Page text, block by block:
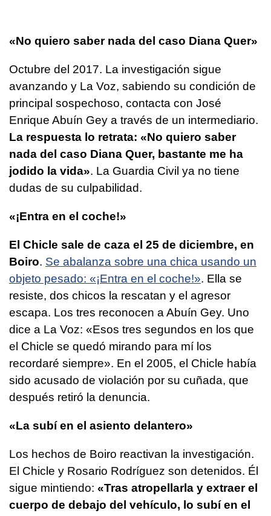
«No quiero saber nada del caso Diana Quer»
Octubre del 2017. La investigación sigue
avanzando y La Voz, sabiendo su condición de
principal sospechoso, contacta con José
Enrique Abuín Gey a través de un intermediario.
La respuesta lo retrata: «No quiero saber
nada del caso Diana Quer, bastante me ha
jodido la vida». La Guardia Civil ya no tiene
dudas de su culpabilidad.
«¡Entra en el coche!»
El Chicle sale de caza el 25 de diciembre, en
Boiro. Se abalanza sobre una chica usando un
objeto pesado: «¡Entra en el coche!». Ella se
resiste, dos chicos la rescatan y el agresor
escapa. Los tres reconocen a Abuín Gey. Uno
dice a La Voz: «Esos tres segundos en los que
el Chicle se quedó mirando para mí los
recordaré siempre». En el 2005, el Chicle había
sido acusado de violación por su cuñada, que
después retiró la denuncia.
«La subí en el asiento delantero»
Los hechos de Boiro reactivan la investigación.
El Chicle y Rosario Rodríguez son detenidos. Él
sigue mintiendo: «Tras atropellarla y extraer el
cuerpo de debajo del vehículo, lo subí en el